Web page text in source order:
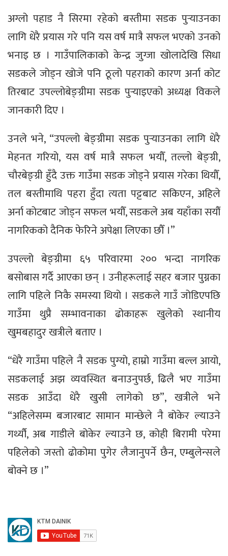
अग्लो पहाड नै सिरमा रहेको बस्तीमा सडक पुर्‍याउनका
लागि धेरै प्रयास गरे पनि यस वर्ष मात्रै सफल भएको उनको
भनाइ छ । गाउँपालिकाको केन्द्र जुग्जा खोलादेखि सिधा
सडकले जोड्न खोजे पनि ठूलो पहराको कारण अर्ना कोट
तिरबाट उपल्लोबेङ्ग्रीमा सडक पुर्‍याइएको अध्यक्ष विकले
जानकारी दिए ।
उनले भने, “उपल्लो बेङ्ग्रीमा सडक पुर्‍याउनका लागि धेरै
मेहनत गरियो, यस वर्ष मात्रै सफल भयौँ, तल्लो बेङ्ग्री,
चौरबेङ्ग्री हुँदै उक्त गाउँमा सडक जोड्ने प्रयास गरेका थियौँ,
तल बस्तीमाथि पहरा हुँदा त्यता पट्टबाट सकिएन, अहिले
अर्ना कोटबाट जोड्न सफल भयौँ, सडकले अब यहाँका सयौँ
नागरिकको दैनिक फेरिने अपेक्षा लिएका छौँ ।”
उपल्लो बेङ्ग्रीमा ६५ परिवारमा २०० भन्दा नागरिक
बसोबास गर्दै आएका छन् । उनीहरूलाई सहर बजार पुग्नका
लागि पहिले निकै समस्या थियो । सडकले गाउँ जोडिएपछि
गाउँमा थुप्रै सम्भावनाका ढोकाहरू खुलेको स्थानीय
खुमबहादुर खत्रीले बताए ।
“धेरै गाउँमा पहिले नै सडक पुग्यो, हाम्रो गाउँमा बल्ल आयो,
सडकलाई अझ व्यवस्थित बनाउनुपर्छ, ढिलै भए गाउँमा
सडक आउँदा धेरै खुसी लागेको छ”, खत्रीले भने
“अहिलेसम्म बजारबाट सामान मान्छेले नै बोकेर ल्याउने
गर्थ्यौ, अब गाडीले बोकेर ल्याउने छ, कोही बिरामी परेमा
पहिलेको जस्तो ढोकोमा पुगेर लैजानुपर्ने छैन, एम्बुलेन्सले
बोक्ने छ ।”